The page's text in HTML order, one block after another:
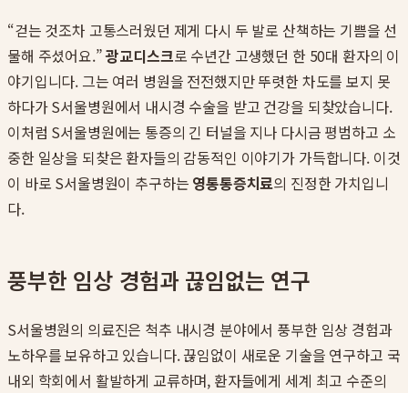
“걷는 것조차 고통스러웠던 제게 다시 두 발로 산책하는 기쁨을 선
물해 주셨어요.”광교디스크로 수년간 고생했던 한 50대 환자의 이
야기입니다. 그는 여러 병원을 전전했지만 뚜렷한 차도를 보지 못
하다가 S서울병원에서 내시경 수술을 받고 건강을 되찾았습니다.
이처럼 S서울병원에는 통증의 긴 터널을 지나 다시금 평범하고 소
중한 일상을 되찾은 환자들의 감동적인 이야기가 가득합니다. 이것
이 바로 S서울병원이 추구하는 영통통증치료의 진정한 가치입니
다.
풍부한 임상 경험과 끊임없는 연구
S서울병원의 의료진은 척추 내시경 분야에서 풍부한 임상 경험과
노하우를 보유하고 있습니다. 끊임없이 새로운 기술을 연구하고 국
내외 학회에서 활발하게 교류하며, 환자들에게 세계 최고 수준의